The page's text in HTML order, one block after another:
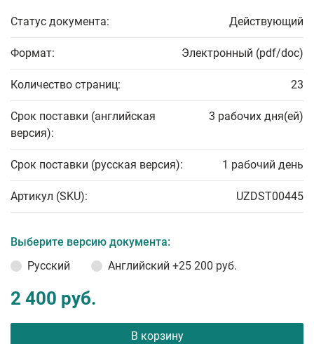
Статус документа: Действующий
Формат: Электронный (pdf/doc)
Количество страниц: 23
Срок поставки (английская
версия):
3 рабочих дня(ей)
Срок поставки (русская версия): 1 рабочий день
Артикул (SKU): UZDST00445
Выберите версию документа:
Русский
Английский +25 200 руб.
2 400 руб.
В корзину